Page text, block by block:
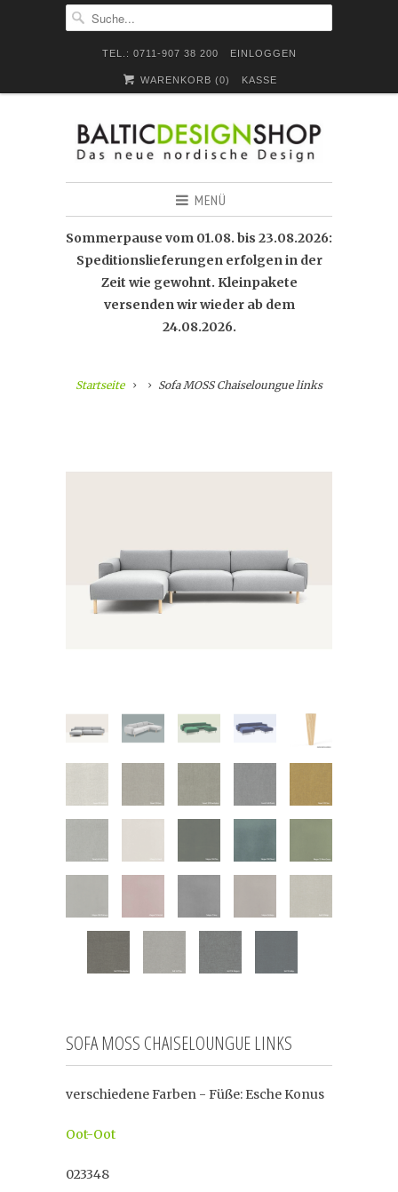
TEL.: 0711-907 38 200 EINLOGGEN
WARENKORB (0) KASSE
MENÜ
Sommerpause vom 01.08. bis 23.08.2026:
Speditionslieferungen erfolgen in der
Zeit wie gewohnt. Kleinpakete
versenden wir wieder ab dem
24.08.2026.
Startseite Sofa MOSS Chaiseloungue links
SOFA MOSS CHAISELOUNGUE LINKS
verschiedene Farben - Füße: Esche Konus
Oot-Oot
023348